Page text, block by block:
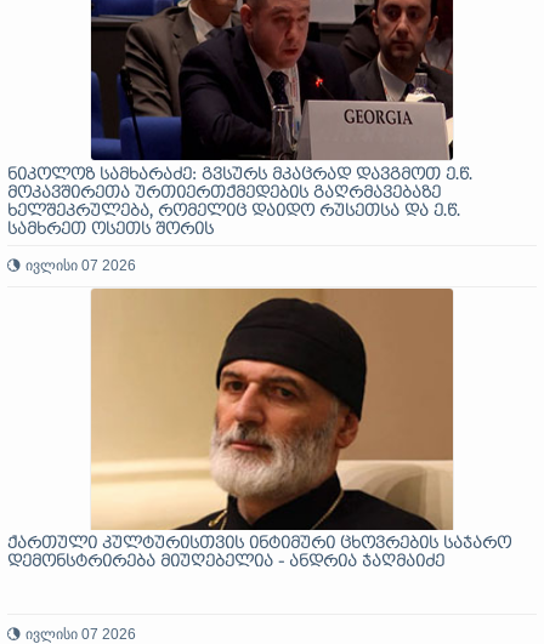
ნიკოლოზ სამხარაძე: გვსურს მკაცრად დავგმოთ ე.წ.
მოკავშირეთა ურთიერთქმედების გაღრმავებაზე
ხელშეკრულება, რომელიც დაიდო რუსეთსა და ე.წ.
სამხრეთ ოსეთს შორის
ივლისი 07 2026
ქართული კულტურისთვის ინტიმური ცხოვრების საჯარო
დემონსტრირება მიუღებელია - ანდრია ჯაღმაიძე
ივლისი 07 2026